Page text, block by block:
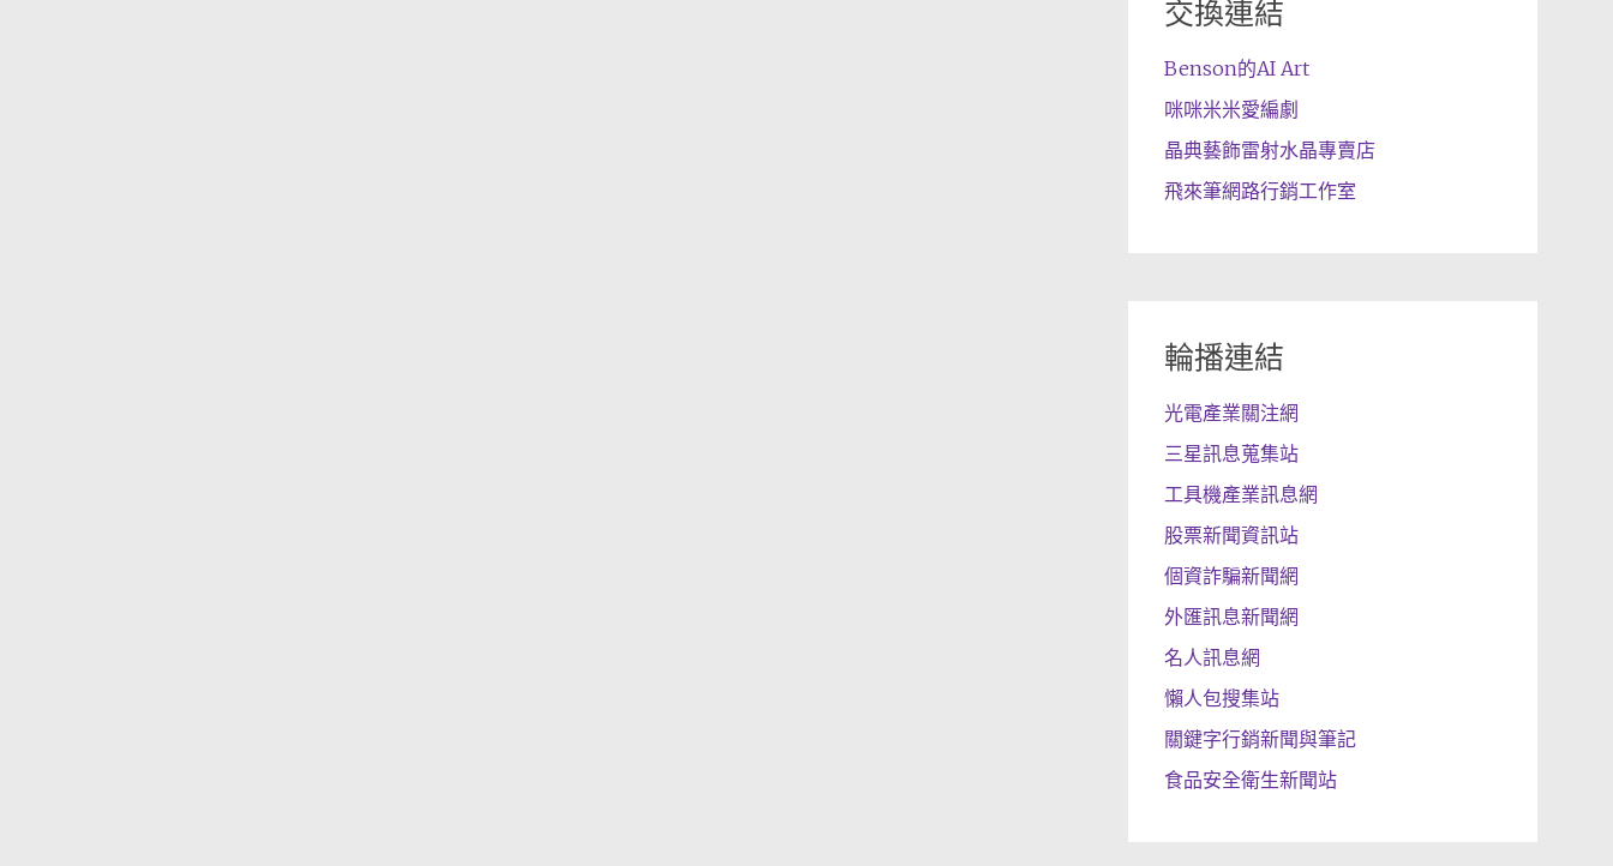
交換連結
Benson的AI Art
咪咪米米愛編劇
晶典藝飾雷射水晶專賣店
飛來筆網路行銷工作室
輪播連結
光電產業關注網
三星訊息蒐集站
工具機產業訊息網
股票新聞資訊站
個資詐騙新聞網
外匯訊息新聞網
名人訊息網
懶人包搜集站
關鍵字行銷新聞與筆記
食品安全衛生新聞站